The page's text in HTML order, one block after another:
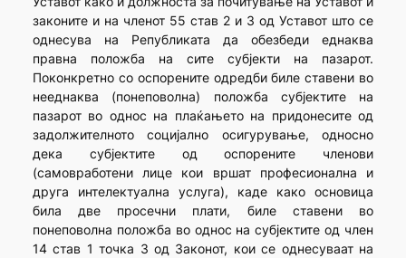
законите и на членот 55 став 2 и 3 од Уставот што се
однесува на Републиката да обезбеди еднаква
правна положба на сите субјекти на пазарот.
Поконкретно со оспорените одредби биле ставени во
нееднаква (понеповолна) положба субјектите на
пазарот во однос на плаќањето на придонесите од
задолжителното социјално осигурување, односно
дека субјектите од оспорените членови
(самовработени лице кои вршат професионална и
друга интелектуална услуга), каде како основица
била две просечни плати, биле ставени во
понеповолна положба во однос на субјектите од член
14 став 1 точка 3 од Законот, кои се однесуваат на